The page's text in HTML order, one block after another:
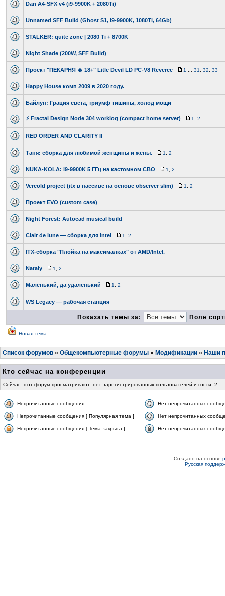
Dan A4-SFX v4 (i9-9900K + 2080Ti)
Unnamed SFF Build (Ghost S1, i9-9900K, 1080Ti, 64Gb)
STALKER: quite zone | 2080 Ti + 8700K
Night Shade (200W, SFF Build)
Проект "ПЕКАРНЯ 🔥 18+" Litle Devil LD PC-V8 Reverce 1 31 32 33
Happy House комп 2009 в 2020 году.
Байлун: Грация света, триумф тишины, холод мощи
⚡ Fractal Design Node 304 worklog (compact home server) 1 2
RED ORDER AND CLARITY II
Таня: сборка для любимой женщины и жены. 1 2
NUKA-KOLA: i9-9900K 5 ГГц на кастомном СВО 1 2
Vercold project (itx в пассиве на основе observer slim) 1 2
Проект EVO (custom case)
Night Forest: Autocad musical build
Clair de lune — cборка для Intel 1 2
ITX-сборка "Плойка на максималках" от AMD/Intel.
Nataly 1 2
Маленький, да удаленький 1 2
WS Legacy — рабочая станция
Показать темы за: Поле
Новая тема
Список форумов » Общекомпьютерные форумы » Модификации » Наши
Кто сейчас на конференции
Сейчас этот форум просматривают: нет зарегистрированных пользователей и гости: 2
Непрочитанные сообщения Нет непрочитанных
Непрочитанные сообщения [ Популярная тема ] Нет непрочитанных
Непрочитанные сообщения [ Тема закрыта ] Нет непрочитанных
Создано на основе
Русская